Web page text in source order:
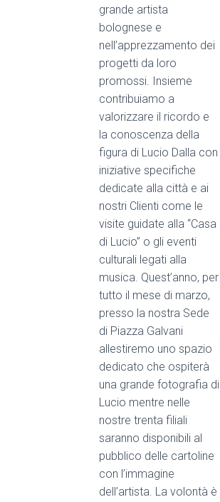
grande artista
bolognese e
nell’apprezzamento dei
progetti da loro
promossi. Insieme
contribuiamo a
valorizzare il ricordo e
la conoscenza della
figura di Lucio Dalla con
iniziative specifiche
dedicate alla città e ai
nostri Clienti come le
visite guidate alla “Casa
di Lucio” o gli eventi
culturali legati alla
musica. Quest’anno, per
tutto il mese di marzo,
presso la nostra Sede
di Piazza Galvani
allestiremo uno spazio
dedicato che ospiterà
una grande fotografia di
Lucio mentre nelle
nostre trenta filiali
saranno disponibili al
pubblico delle cartoline
con l’immagine
dell’artista. La volontà è